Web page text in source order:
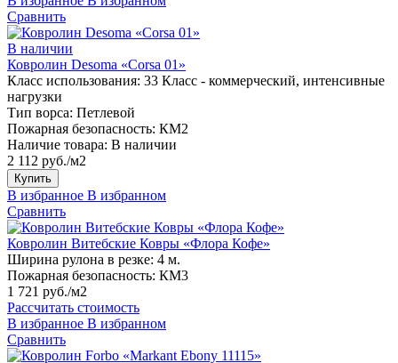
Сравнить
В наличии
Ковролин Desoma «Corsa 01»
Класс использования: 33 Класс - коммерческий, интенсивные
нагрузки
Тип ворса: Петлевой
Пожарная безопасность: КМ2
Наличие товара: В наличии
2 112 руб./м2
Купить
В избранное В избранном
Сравнить
Ковролин Витебские Ковры «Флора Кофе»
Ширина рулона в резке: 4 м.
Пожарная безопасность: КМ3
1 721 руб./м2
Рассчитать стоимость
В избранное В избранном
Сравнить